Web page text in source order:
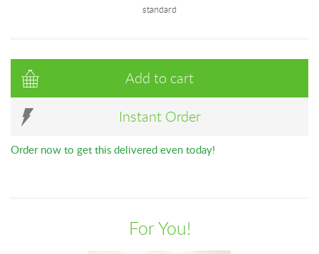
standard
Add to cart
Instant Order
Order now to get this delivered even today!
For You!